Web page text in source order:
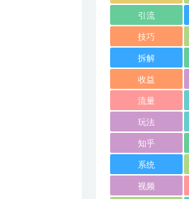
引流
技巧
拆解
收益
流量
玩法
知乎
系统
视频